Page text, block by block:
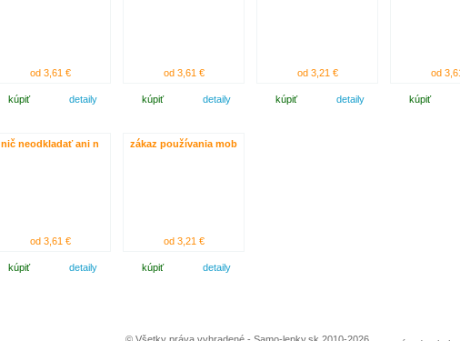
od 3,61 €
kúpiť detaily
od 3,61 €
kúpiť detaily
od 3,21 €
kúpiť detaily
od
kúpiť
nič neodkladať ani n
od 3,61 €
kúpiť detaily
zákaz používania mob
od 3,21 €
kúpiť detaily